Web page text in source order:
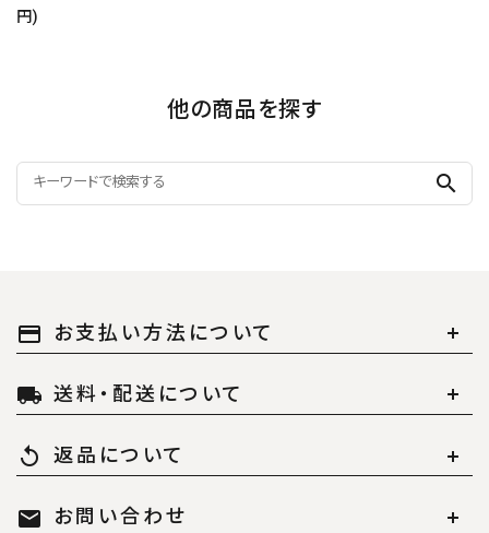
円)
他の商品を探す
search
payment お支払い方法について
local_shipping 送料・配送について
replay 返品について
mail お問い合わせ